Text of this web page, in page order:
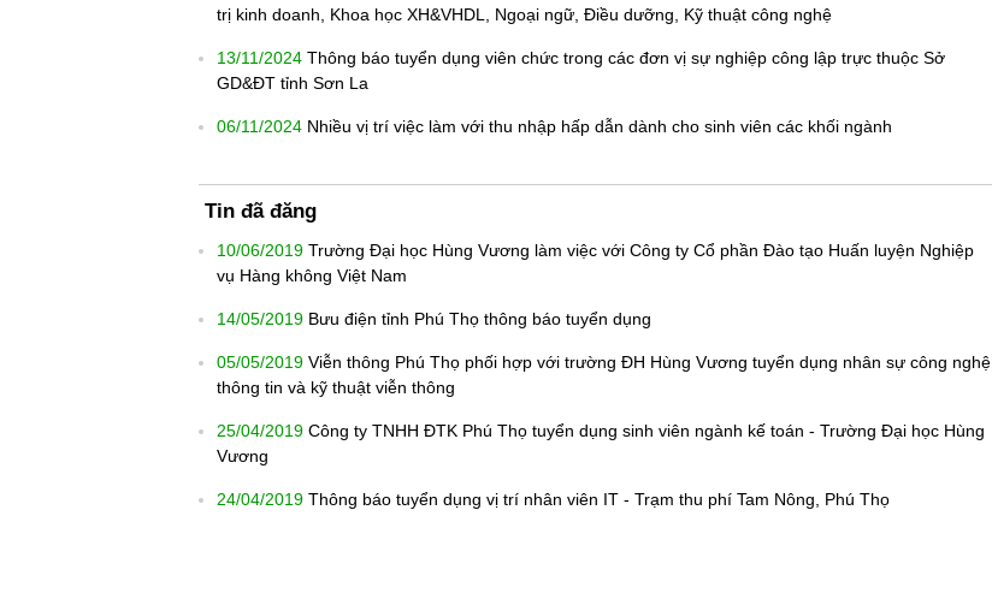
trị kinh doanh, Khoa học XH&VHDL, Ngoại ngữ, Điều dưỡng, Kỹ thuật công nghệ
13/11/2024 Thông báo tuyển dụng viên chức trong các đơn vị sự nghiệp công lập trực thuộc Sở
GD&ĐT tỉnh Sơn La
06/11/2024 Nhiều vị trí việc làm với thu nhập hấp dẫn dành cho sinh viên các khối ngành
Tin đã đăng
10/06/2019 Trường Đại học Hùng Vương làm việc với Công ty Cổ phần Đào tạo Huấn luyện Nghiệp
vụ Hàng không Việt Nam
14/05/2019 Bưu điện tỉnh Phú Thọ thông báo tuyển dụng
05/05/2019 Viễn thông Phú Thọ phối hợp với trường ĐH Hùng Vương tuyển dụng nhân sự công nghệ
thông tin và kỹ thuật viễn thông
25/04/2019 Công ty TNHH ĐTK Phú Thọ tuyển dụng sinh viên ngành kế toán - Trường Đại học Hùng
Vương
24/04/2019 Thông báo tuyển dụng vị trí nhân viên IT - Trạm thu phí Tam Nông, Phú Thọ